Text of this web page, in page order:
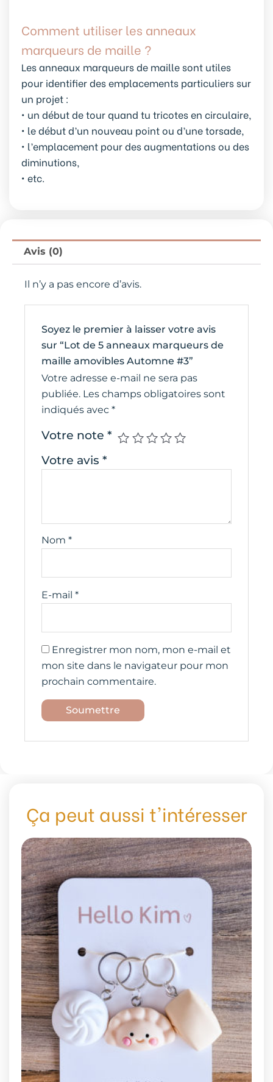
Comment utiliser les anneaux
marqueurs de maille ?
Les anneaux marqueurs de maille sont utiles
pour identifier des emplacements particuliers sur
un projet :
• un début de tour quand tu tricotes en circulaire,
• le début d’un nouveau point ou d’une torsade,
• l’emplacement pour des augmentations ou des
diminutions,
• etc.
Avis (0)
Il n’y a pas encore d’avis.
Soyez le premier à laisser votre avis
sur “Lot de 5 anneaux marqueurs de
maille amovibles Automne #3”
Votre adresse e-mail ne sera pas
publiée. Les champs obligatoires sont
indiqués avec *
Votre note *
Votre avis *
Nom *
E-mail *
Enregistrer mon nom, mon e-mail et
mon site dans le navigateur pour mon
prochain commentaire.
Ça peut aussi t'intéresser